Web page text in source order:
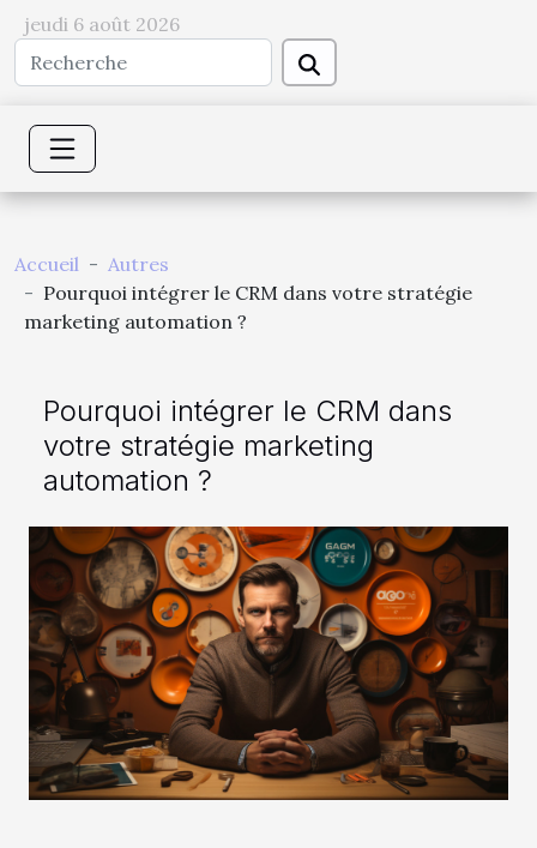
jeudi 6 août 2026
Accueil
Autres
Pourquoi intégrer le CRM dans votre stratégie
marketing automation ?
Pourquoi intégrer le CRM dans
votre stratégie marketing
automation ?